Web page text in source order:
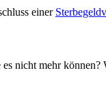
einer
nicht mehr